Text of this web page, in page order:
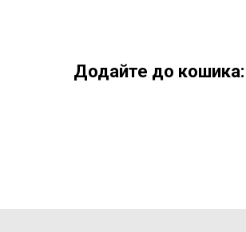
Додайте до кошика: